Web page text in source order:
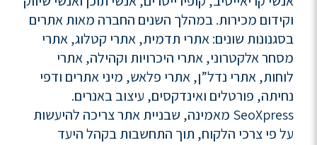
וקידום מכירות. במהלך השנים החברה מאות אתרים
בסגנונות שונים: אתרי תדמית, אתרי קטלוג, אתרי
מסחר אלקטרוני, אתרי היכרויות וקהילה, אתרי
לוחות, אתרי נדל”ן, אתרי פלאש, מיני אתרים ודפי
נחיתה, פורטלים ואינדקסים, עיצוב באנרים.
SeoXpress מאמינה, שבניית אתר צריכה להיעשות
על פי צרכי הלקוח, תוך התחשבות בקהל היעד